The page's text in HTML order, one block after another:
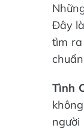
Đây
tìm
Tình